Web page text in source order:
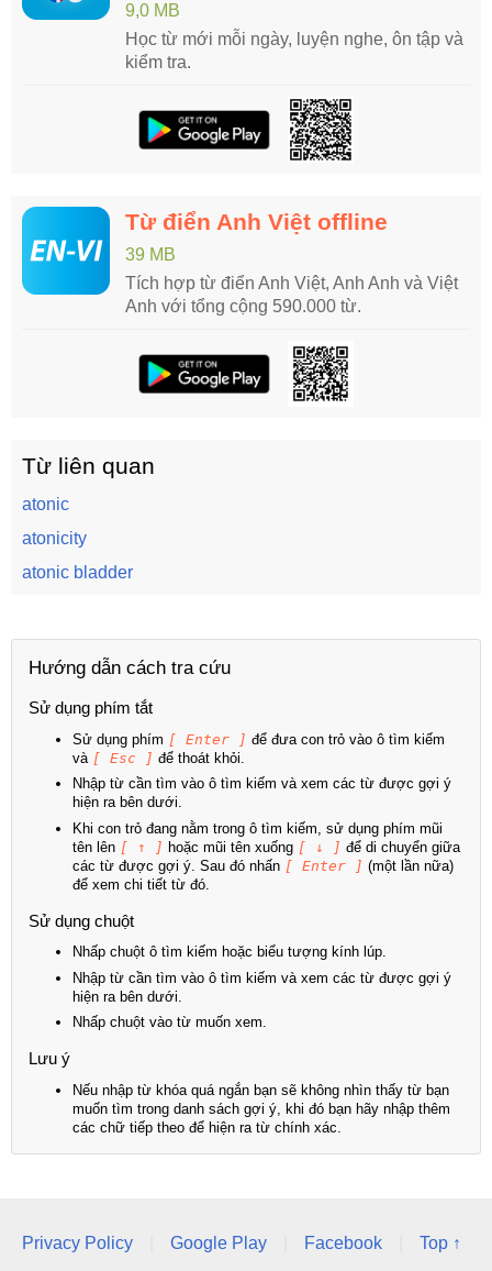
9,0 MB
Học từ mới mỗi ngày, luyện nghe, ôn tập và
kiểm tra.
Từ điển Anh Việt offline
39 MB
Tích hợp từ điển Anh Việt, Anh Anh và Việt
Anh với tổng cộng 590.000 từ.
Từ liên quan
atonic
atonicity
atonic bladder
Hướng dẫn cách tra cứu
Sử dụng phím tắt
Sử dụng phím [ Enter ] để đưa con trỏ vào ô tìm kiếm
và [ Esc ] để thoát khỏi.
Nhập từ cần tìm vào ô tìm kiếm và xem các từ được gợi ý
hiện ra bên dưới.
Khi con trỏ đang nằm trong ô tìm kiếm, sử dụng phím mũi
tên lên [ ↑ ] hoặc mũi tên xuống [ ↓ ] để di chuyển giữa
các từ được gợi ý. Sau đó nhấn [ Enter ] (một lần nữa)
để xem chi tiết từ đó.
Sử dụng chuột
Nhấp chuột ô tìm kiếm hoặc biểu tượng kính lúp.
Nhập từ cần tìm vào ô tìm kiếm và xem các từ được gợi ý
hiện ra bên dưới.
Nhấp chuột vào từ muốn xem.
Lưu ý
Nếu nhập từ khóa quá ngắn bạn sẽ không nhìn thấy từ bạn
muốn tìm trong danh sách gợi ý, khi đó bạn hãy nhập thêm
các chữ tiếp theo để hiện ra từ chính xác.
Privacy Policy Google Play Facebook Top ↑